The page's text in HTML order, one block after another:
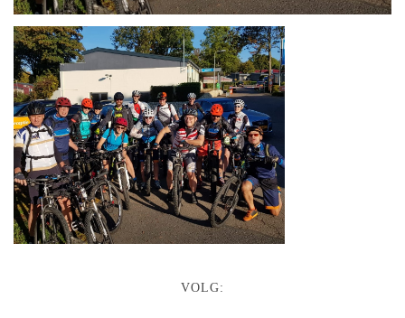
VOLG: